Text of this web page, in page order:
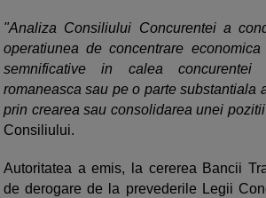
"Analiza Consiliului Concurentei a
operatiunea de concentrare
semnificative in calea
romaneasca sau pe o parte substantiala
prin crearea sau consolidarea unei
Consiliului.
Autoritatea a emis, la cererea Bancii
de derogare de la prevederile Legii